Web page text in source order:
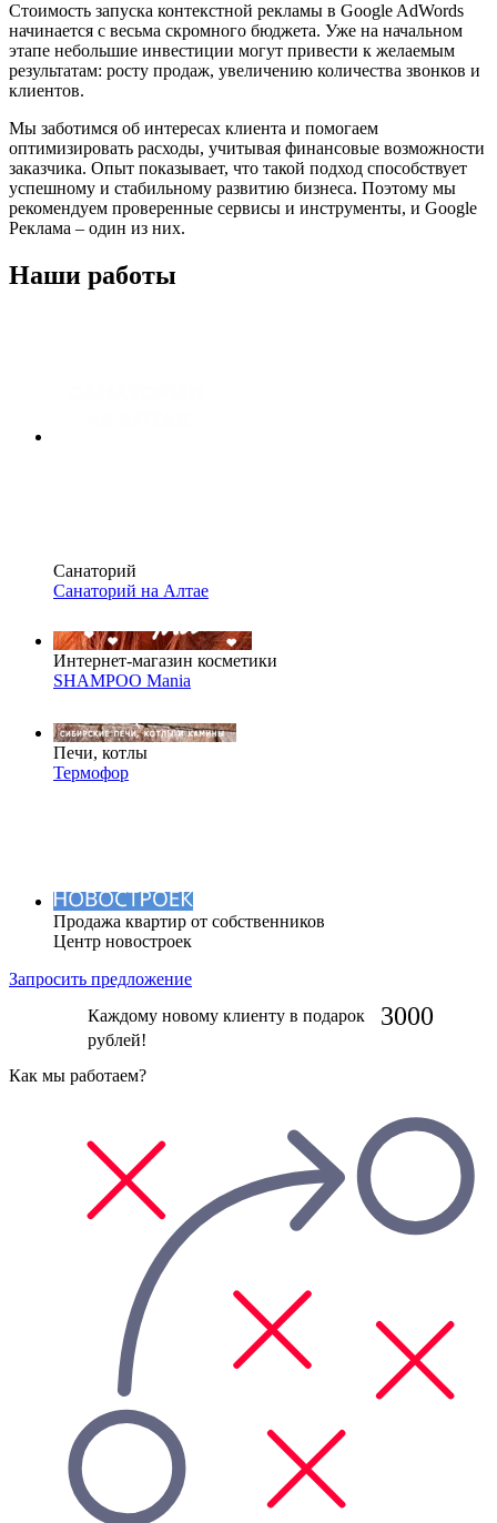
Стоимость запуска контекстной рекламы в Google AdWords
начинается с весьма скромного бюджета. Уже на начальном
этапе небольшие инвестиции могут привести к желаемым
результатам: росту продаж, увеличению количества звонков и
клиентов.
Мы заботимся об интересах клиента и помогаем
оптимизировать расходы, учитывая финансовые возможности
заказчика. Опыт показывает, что такой подход способствует
успешному и стабильному развитию бизнеса. Поэтому мы
рекомендуем проверенные сервисы и инструменты, и Google
Реклама – один из них.
Наши работы
Санаторий
Санаторий на Алтае
Интернет-магазин косметики
SHAMPOO Mania
Печи, котлы
Термофор
Продажа квартир от собственников
Центр новостроек
Запросить предложение
Каждому новому клиенту в подарок
3000
рублей!
Как мы работаем?